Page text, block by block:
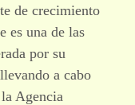
de crecimiento
es una de las
por su
a cabo
Agencia